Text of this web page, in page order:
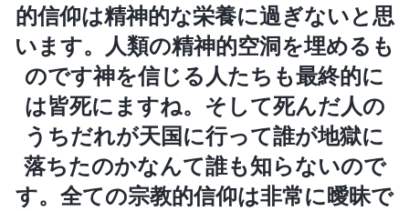
的信仰は精神的な栄養に過ぎないと思
います。人類の精神的空洞を埋めるも
のです神を信じる人たちも最終的に
は皆死にますね。そして死んだ人の
うちだれが天国に行って誰が地獄に
落ちたのかなんて誰も知らないので
す。全ての宗教的信仰は非常に曖昧で